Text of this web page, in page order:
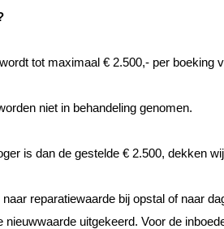
tot maximaal € 2.500,- per boeking
niet in behandeling genomen.
is dan de gestelde € 2.500, dekken
reparatiewaarde bij opstal of naar
nieuwwaarde uitgekeerd. Voor de